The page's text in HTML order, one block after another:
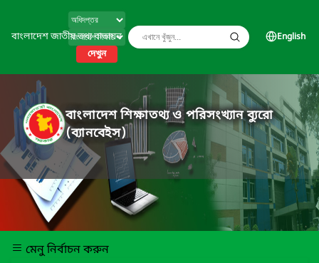
বাংলাদেশ জাতীয় তথ্য বাতায়ন
দেখুন
English
বাংলাদেশ শিক্ষাতথ্য ও পরিসংখ্যান ব্যুরো
(ব্যানবেইস)
মেনু নির্বাচন করুন